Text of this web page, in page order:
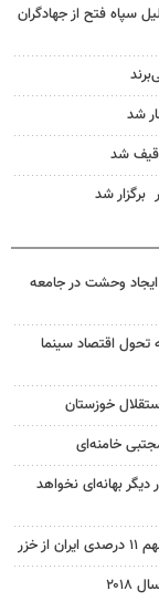
سپاه فتح از جهادگران
شد
برگزار شد
وحشت در جامعه
تحول اقتصاد سینما
خوزستان
خامنه‌ای
بهانه‌ای نخواهد